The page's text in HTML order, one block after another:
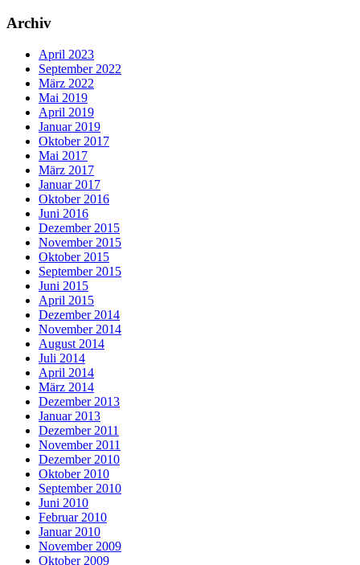
Archiv
April 2023
September 2022
März 2022
Mai 2019
April 2019
Januar 2019
Oktober 2017
Mai 2017
März 2017
Januar 2017
Oktober 2016
Juni 2016
Dezember 2015
November 2015
Oktober 2015
September 2015
Juni 2015
April 2015
Dezember 2014
November 2014
August 2014
Juli 2014
April 2014
März 2014
Dezember 2013
Januar 2013
Dezember 2011
November 2011
Dezember 2010
Oktober 2010
September 2010
Juni 2010
Februar 2010
Januar 2010
November 2009
Oktober 2009